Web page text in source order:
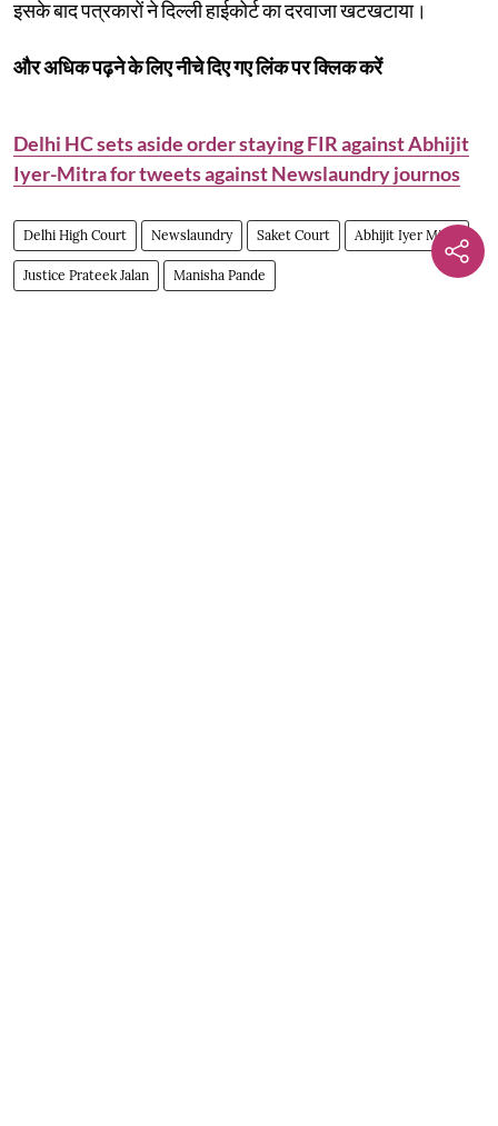
इसके बाद पत्रकारों ने दिल्ली हाईकोर्ट का दरवाजा खटखटाया।
और अधिक पढ़ने के लिए नीचे दिए गए लिंक पर क्लिक करें
Delhi HC sets aside order staying FIR against Abhijit
Iyer-Mitra for tweets against Newslaundry journos
Delhi High Court Newslaundry Saket Court Abhijit Iyer Mitra
Justice Prateek Jalan Manisha Pande